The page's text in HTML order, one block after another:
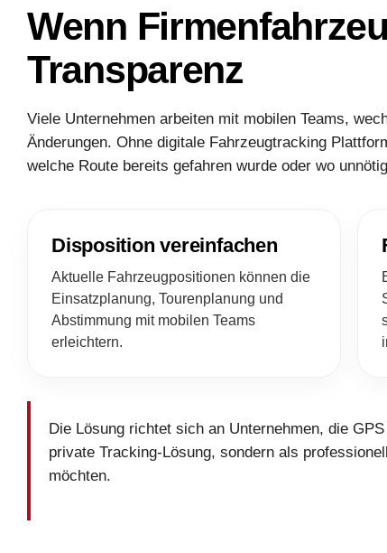
Wenn
Transparenz
Viele Unternehmen arbeiten mit mobilen Teams,
Änderungen. Ohne digitale Fahrzeugtracking
welche Route bereits gefahren wurde oder wo
Disposition vereinfachen
Aktuelle Fahrzeugpositionen können die
Einsatzplanung, Tourenplanung und
Abstimmung mit mobilen Teams
erleichtern.
Die Lösung richtet sich an Unternehmen, die
private Tracking-Lösung, sondern als
möchten.